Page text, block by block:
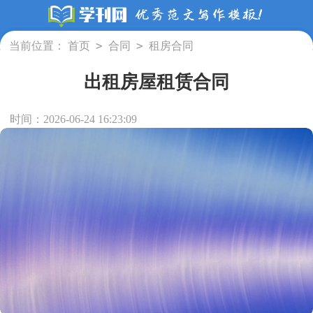
当前位置： 首页 > 合同 > 租房合同
出租房屋租赁合同
时间：2026-06-24 16:23:09